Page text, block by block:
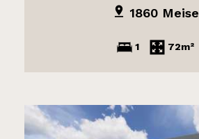
1860 Meise
1 72m²